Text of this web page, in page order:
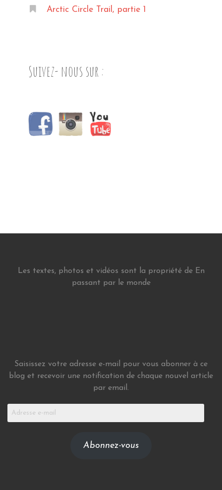
Arctic Circle Trail, partie 1
Suivez- nous sur :
Les textes, photos et vidéos sont la propriété de En
passant par le monde
Saisissez votre adresse e-mail pour vous abonner à ce
blog et recevoir une notification de chaque nouvel article
par email.
Adresse
Abonnez-vous